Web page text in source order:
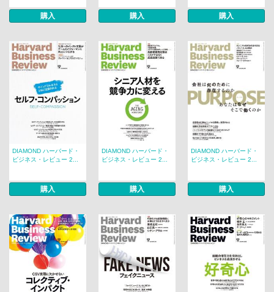
購入 購入 購入
DIAMOND ハーバード・
ビジネス・レビュー 2...
購入
DIAMOND ハーバード・
ビジネス・レビュー 2...
購入
DIAMOND ハーバード・
ビジネス・レビュー 2...
購入